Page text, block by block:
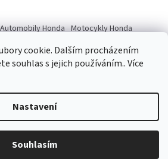
cookie. Dalším procházením
souhlas s jejich používáním.. Více
Nastavení
Souhlasím
Automobily Honda Motocykly Honda
Brno s.r.o.. Všechna práva
vyhrazena.